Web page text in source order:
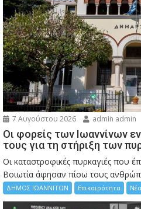
7 Αυγούστου 2026 admin admin
Οι φορείς των Ιωαννίνων
τους για τη στήριξη των
Οι καταστροφικές πυρκαγιές που
Bοιωτία άφησαν πίσω τους
ΔΗΜΟΣ ΙΩΑΝΝΙΤΩΝ Επικαιρότητα